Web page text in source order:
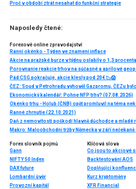
Proč v období ztrát nesahat do funkční strategie
Naposledy čtené:
Forexové online zpravodajství
Ranní okénko - Týden ve znamení inflace
Akcie na pražské burze v týdnu oslabily o 1,3 procenta
Pád CSG pokračuje, akcie klesly pod 20€ 📉😱
Ekonomický kalendář: Pohne NFP trhy? (07.08.2026)
Ranné zhrnutie (22.10.2021)
Forex slovník pojmů
Gann
NIFTY 50 Index
DAX future
Lombardní úvěr
Provozní kapitál
Klíčová slova
Co jsou to akciové
Backtestování AOS
Doplňující
Kurz kryptoměny
XFR Financial